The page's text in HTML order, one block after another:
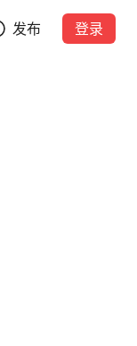
发布 登录